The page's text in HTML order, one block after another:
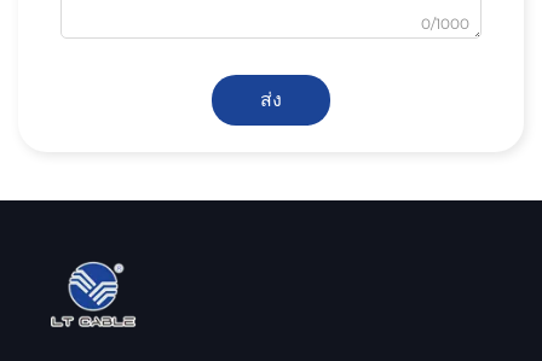
0/1000
ส่ง